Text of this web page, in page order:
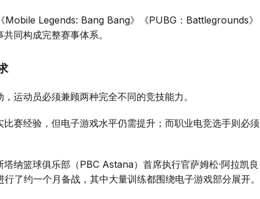
Mobile Legends: Bang Bang》《PUBG：Battlegrounds》
同构成完整赛事体系。
运动员必须兼顾两种完全不同的竞技能力。
赛经验，但电子游戏水平仍需提升；而职业电竞选手则必须
纳篮球俱乐部（PBC Astana）首席执行官萨姆松·阿拉凯良
了约一个月备战，其中大量训练都围绕电子游戏部分展开。